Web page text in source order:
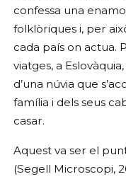
confessa una
folklòriques i, per
cada país on actua.
viatges, a
d’una núvia que
família i dels seus
casar.
Aquest va ser el
(Segell Microscopi,